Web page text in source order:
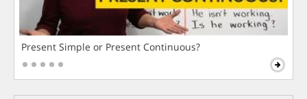
Present Simple or Present Continuous?